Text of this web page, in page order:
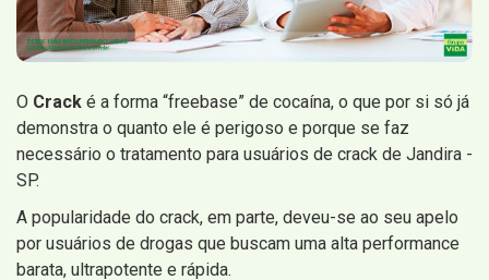
O Crack é a forma “freebase” de cocaína, o que por si só já
demonstra o quanto ele é perigoso e porque se faz
necessário o tratamento para usuários de crack de Jandira -
SP.
A popularidade do crack, em parte, deveu-se ao seu apelo
por usuários de drogas que buscam uma alta performance
barata, ultrapotente e rápida.